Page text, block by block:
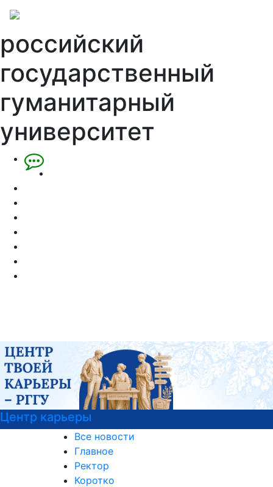
российский
государственный
гуманитарный
университет
Центр карьеры
Все новости
Главное
Ректор
Коротко